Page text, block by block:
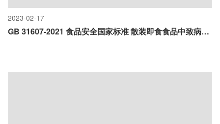
2023-02-17
GB 31607-2021 食品安全国家标准 散装即食食品中致病菌限量